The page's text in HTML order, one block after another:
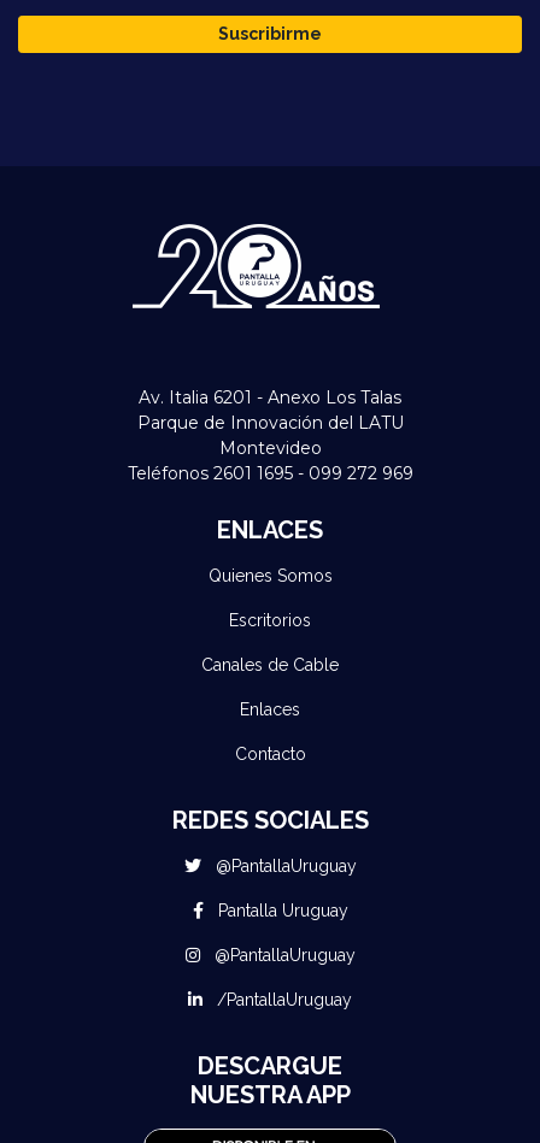
Suscribirme
Av. Italia 6201 - Anexo Los Talas
Parque de Innovación del LATU
Montevideo
Teléfonos 2601 1695 - 099 272 969
ENLACES
Quienes Somos
Escritorios
Canales de Cable
Enlaces
Contacto
REDES SOCIALES
@PantallaUruguay
Pantalla Uruguay
@PantallaUruguay
/PantallaUruguay
DESCARGUE
NUESTRA APP